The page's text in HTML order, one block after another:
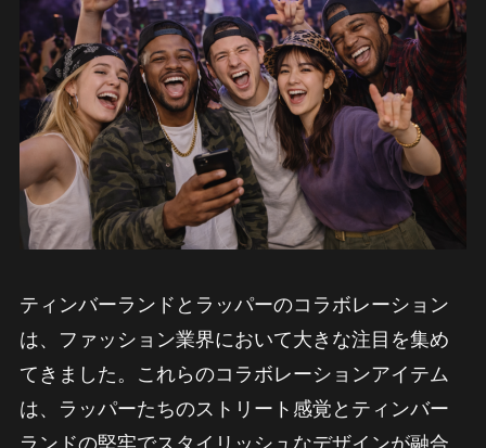
ティンバーランドとラッパーのコラボレーション
は、ファッション業界において大きな注目を集め
てきました。これらのコラボレーションアイテム
は、ラッパーたちのストリート感覚とティンバー